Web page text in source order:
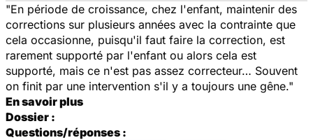
"En période de croissance, chez l'enfant, maintenir des
corrections sur plusieurs années avec la contrainte que
cela occasionne, puisqu'il faut faire la correction, est
rarement supporté par l'enfant ou alors cela est
supporté, mais ce n'est pas assez correcteur… Souvent
on finit par une intervention s'il y a toujours une gêne."
En savoir plus
Dossier :
Questions/réponses :